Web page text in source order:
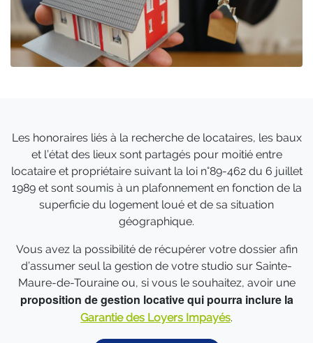
Les honoraires liés à la recherche de locataires, les baux
et l’état des lieux sont partagés pour moitié entre
locataire et propriétaire suivant la loi n°89-462 du 6 juillet
1989 et sont soumis à un plafonnement en fonction de la
superficie du logement loué et de sa situation
géographique.
Vous avez la possibilité de récupérer votre dossier afin
d’assumer seul la gestion de votre studio sur Sainte-
Maure-de-Touraine ou, si vous le souhaitez, avoir une
proposition de gestion locative qui pourra inclure la
Garantie des Loyers Impayés.